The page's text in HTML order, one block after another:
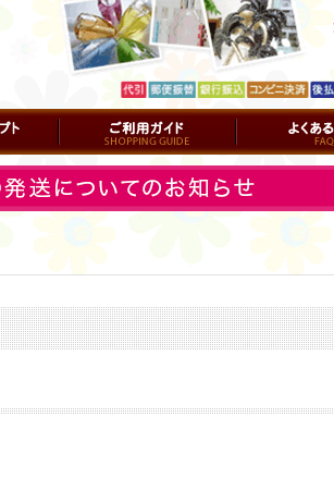
ご利用ガイド よくある質問